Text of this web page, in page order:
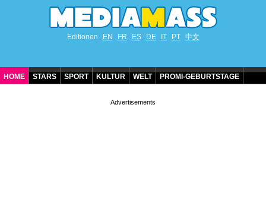
Editionen EN FR ES DE IT PT 中文
HOME STARS SPORT KULTUR WELT PROMI-GEBURTSTAGE